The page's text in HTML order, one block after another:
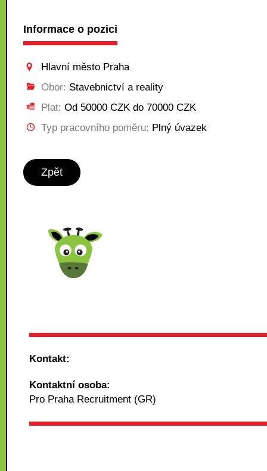
Informace o pozici
Hlavní město Praha
Obor: Stavebnictví a reality
Plat: Od 50000 CZK do 70000 CZK
Typ pracovního poměru: Plný úvazek
Zpět
Kontakt:
Kontaktní osoba:
Pro Praha Recruitment (GR)